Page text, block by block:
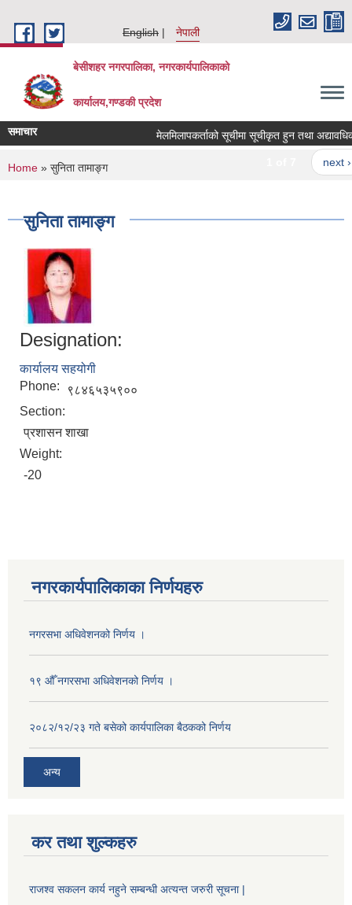
English
नेपाली
बेसीशहर नगरपालिका, नगरकार्यपालिकाको
कार्यालय,गण्डकी प्रदेश
समाचार मेलमिलापकर्ताको सूचीमा सूचीकृत हुन तथा अद्यावधिक
next ›
You are here
Home » सुनिता तामाङ्ग
सुनिता तामाङ्ग
Designation:
कार्यालय सहयोगी
Phone:
९८४६५३५९००
Section:
प्रशासन शाखा
Weight:
-20
नगरकार्यपालिकाका निर्णयहरु
नगरसभा अधिवेशनको निर्णय ।
१९ औँ नगरसभा अधिवेशनको निर्णय ।
२०८२/१२/२३ गते बसेको कार्यपालिका बैठकको निर्णय
अन्य
कर तथा शुल्कहरु
राजश्व सकलन कार्य नहुने सम्बन्धी अत्यन्त जरुरी सूचना |